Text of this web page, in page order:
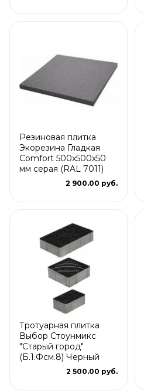
Резиновая плитка
Экорезина Гладкая
Comfort 500x500x50
мм серая (RAL 7011)
2 900.00 руб.
Тротуарная плитка
Выбор Стоунмикс
"Старый город"
(Б.1.Фсм.8) Черный
2 500.00 руб.